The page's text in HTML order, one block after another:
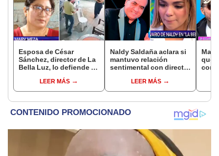
Esposa de César
Sánchez, director de La
Bella Luz, lo defiende y
relación clandestina
con Naldy Saldaña:
LEER MÁS
Naldy Saldaña aclara si
mantuvo relación
sentimental con director
denunciarlo por
tocamientos: “Me
LEER MÁS
que
con